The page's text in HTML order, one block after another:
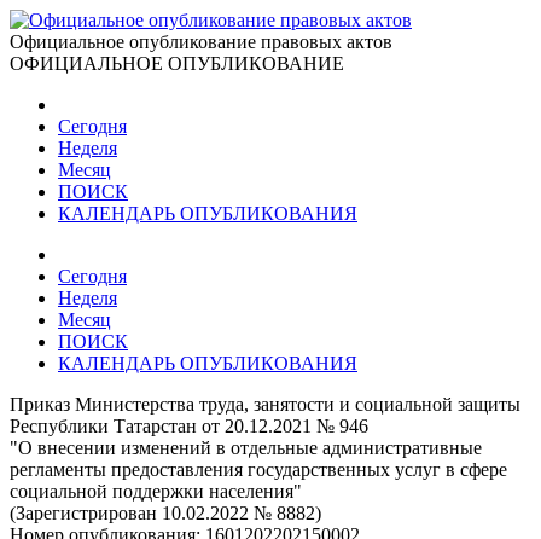
Официальное опубликование правовых актов
ОФИЦИАЛЬНОЕ ОПУБЛИКОВАНИЕ
Сегодня
Неделя
Месяц
ПОИСК
КАЛЕНДАРЬ ОПУБЛИКОВАНИЯ
Сегодня
Неделя
Месяц
ПОИСК
КАЛЕНДАРЬ ОПУБЛИКОВАНИЯ
Приказ Министерства труда, занятости и социальной защиты
Республики Татарстан от 20.12.2021 № 946
"О внесении изменений в отдельные административные
регламенты предоставления государственных услуг в сфере
социальной поддержки населения"
(Зарегистрирован 10.02.2022 № 8882)
Номер опубликования: 1601202202150002